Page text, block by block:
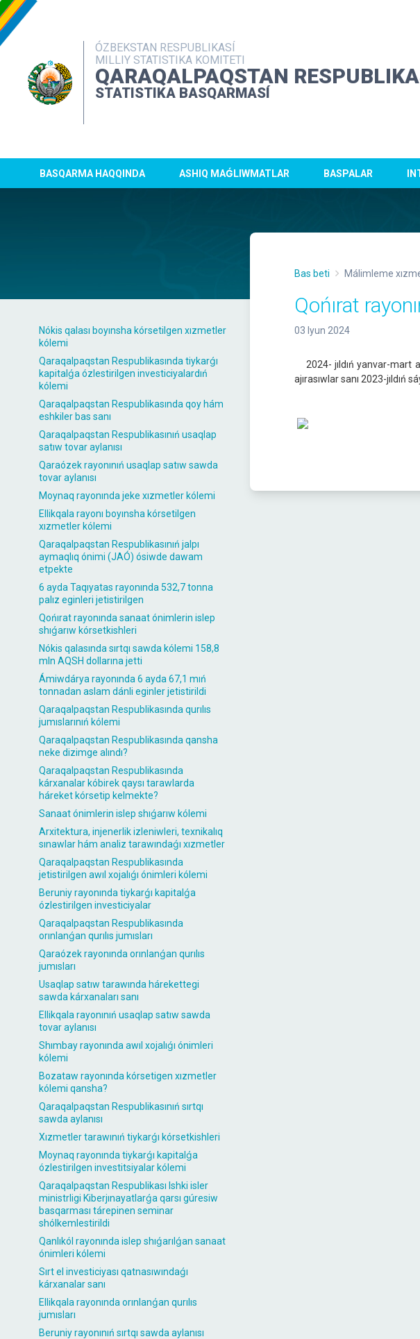
ÓZBEKSTAN RESPUBLIKASÍ
MILLIY STATISTIKA KOMITETI
QARAQALPAQSTAN
STATISTIKA BASQARMASÍ
BASQARMA HAQQINDA ASHIQ MAǴLIWMATLAR BASPALAR
Nókis qalası boyınsha kórsetilgen xızmetler
kólemi
Qaraqalpaqstan Respublikasında tiykarǵı
kapitalǵa ózlestirilgen investiciyalardıń
kólemi
Qaraqalpaqstan Respublikasında qoy hám
eshkiler bas sanı
Qaraqalpaqstan Respublikasınıń usaqlap
satıw tovar aylanısı
Qaraózek rayonınıń usaqlap satıw sawda
tovar aylanısı
Moynaq rayonında jeke xızmetler kólemi
Ellikqala rayonı boyınsha kórsetilgen
xızmetler kólemi
Qaraqalpaqstan Respublikasınıń jalpı
aymaqlıq ónimi (JAÓ) ósiwde dawam
etpekte
6 ayda Taqıyatas rayonında 532,7 tonna
palız eginleri jetistirilgen
Qońırat rayonında sanaat ónimlerin islep
shıǵarıw kórsetkishleri
Nókis qalasında sırtqı sawda kólemi 158,8
mln AQSH dollarına jetti
Ámiwdárya rayonında 6 ayda 67,1 mıń
tonnadan aslam dánli eginler jetistirildi
Qaraqalpaqstan Respublikasında qurılıs
jumıslarınıń kólemi
Qaraqalpaqstan Respublikasında qansha
neke dizimge alındı?
Qaraqalpaqstan Respublikasında
kárxanalar kóbirek qaysı tarawlarda
háreket kórsetip kelmekte?
Sanaat ónimlerin islep shıǵarıw kólemi
Arxitektura, injenerlik izleniwleri, texnikalıq
sınawlar hám analiz tarawındaǵı xızmetler
Qaraqalpaqstan Respublikasında
jetistirilgen awıl xojalıǵı ónimleri kólemi
Beruniy rayonında tiykarǵı kapitalǵa
ózlestirilgen investiciyalar
Qaraqalpaqstan Respublikasında
orınlanǵan qurılıs jumısları
Qaraózek rayonında orınlanǵan qurılıs
jumısları
Usaqlap satıw tarawında hárekettegi
sawda kárxanaları sanı
Ellikqala rayonınıń usaqlap satıw sawda
tovar aylanısı
Shımbay rayonında awıl xojalıǵı ónimleri
kólemi
Bozataw rayonında kórsetigen xızmetler
kólemi qansha?
Qaraqalpaqstan Respublikasınıń sırtqı
sawda aylanısı
Xızmetler tarawınıń tiykarǵı kórsetkishleri
Moynaq rayonında tiykarǵı kapitalǵa
ózlestirilgen investitsiyalar kólemi
Qaraqalpaqstan Respublikası Ishki isler
ministrligi Kiberjınayatlarǵa qarsı gúresiw
basqarması tárepinen seminar
shólkemlestirildi
Qanlıkól rayonında islep shıǵarılǵan sanaat
ónimleri kólemi
Sırt el investiciyası qatnasıwındaǵı
kárxanalar sanı
Ellikqala rayonında orınlanǵan qurılıs
jumısları
Beruniy rayonınıń sırtqı sawda aylanısı
Bas beti Málimleme
Qońırat
03 Iyun 2024
2024- jıldıń yanvar-mart
ajırasıwlar sanı 2023-jıldıń